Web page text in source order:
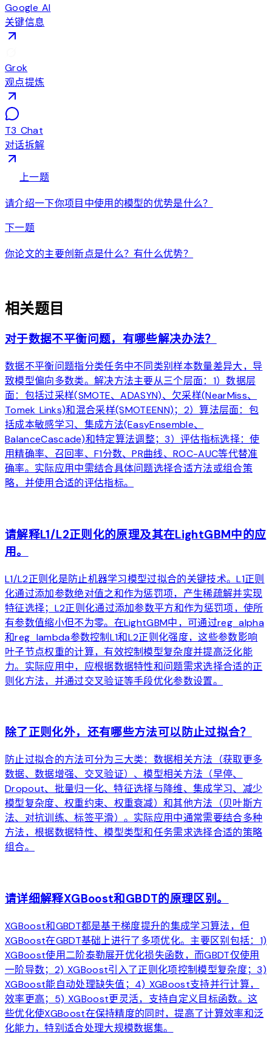
Google AI
关键信息
Grok
观点提炼
T3 Chat
对话拆解
上一题
请介绍一下你项目中使用的模型的优势是什么？
下一题arrow_forward
你论文的主要创新点是什么？有什么优势？
相关题目
对于数据不平衡问题，有哪些解决办法？
数据不平衡问题指分类任务中不同类别样本数量差异大，导
致模型偏向多数类。解决方法主要从三个层面：1）数据层
面：包括过采样(SMOTE、ADASYN)、欠采样(NearMiss、
Tomek Links)和混合采样(SMOTEENN)；2）算法层面：包
括成本敏感学习、集成方法(EasyEnsemble、
BalanceCascade)和特定算法调整；3）评估指标选择：使
用精确率、召回率、F1分数、PR曲线、ROC-AUC等代替准
确率。实际应用中需结合具体问题选择合适方法或组合策
略，并使用合适的评估指标。
请解释L1/L2正则化的原理及其在LightGBM中的应
用。
L1/L2正则化是防止机器学习模型过拟合的关键技术。L1正则
化通过添加参数绝对值之和作为惩罚项，产生稀疏解并实现
特征选择；L2正则化通过添加参数平方和作为惩罚项，使所
有参数值缩小但不为零。在LightGBM中，可通过reg_alpha
和reg_lambda参数控制L1和L2正则化强度，这些参数影响
叶子节点权重的计算，有效控制模型复杂度并提高泛化能
力。实际应用中，应根据数据特性和问题需求选择合适的正
则化方法，并通过交叉验证等手段优化参数设置。
除了正则化外，还有哪些方法可以防止过拟合？
防止过拟合的方法可分为三大类：数据相关方法（获取更多
数据、数据增强、交叉验证）、模型相关方法（早停、
Dropout、批量归一化、特征选择与降维、集成学习、减少
模型复杂度、权重约束、权重衰减）和其他方法（贝叶斯方
法、对抗训练、标签平滑）。实际应用中通常需要结合多种
方法，根据数据特性、模型类型和任务需求选择合适的策略
组合。
请详细解释XGBoost和GBDT的原理区别。
XGBoost和GBDT都是基于梯度提升的集成学习算法，但
XGBoost在GBDT基础上进行了多项优化。主要区别包括：1)
XGBoost使用二阶泰勒展开优化损失函数，而GBDT仅使用
一阶导数；2) XGBoost引入了正则化项控制模型复杂度；3)
XGBoost能自动处理缺失值；4) XGBoost支持并行计算，
效率更高；5) XGBoost更灵活，支持自定义目标函数。这
些优化使XGBoost在保持精度的同时，提高了计算效率和泛
化能力，特别适合处理大规模数据集。